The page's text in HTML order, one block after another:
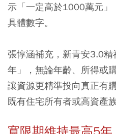
示「一定高於1000萬元」
具體數字。
張惇涵補充，新青安3.0
年」，無論年齡、所得或
讓資源更精準投向真正有
既有住宅所有者或高資產族